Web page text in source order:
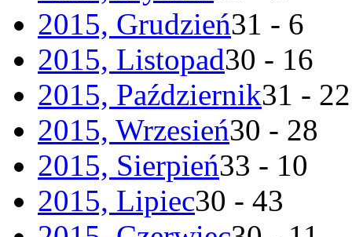
2015, Grudzień31 - 6
2015, Listopad30 - 16
2015, Październik31 - 22
2015, Wrzesień30 - 28
2015, Sierpień33 - 10
2015, Lipiec30 - 43